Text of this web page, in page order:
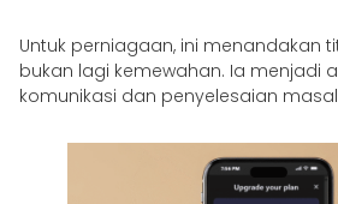
Untuk perniagaan, ini menandakan
bukan lagi kemewahan. Ia menjadi
komunikasi dan penyelesaian